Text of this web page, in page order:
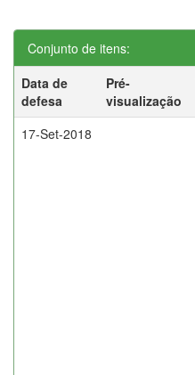
Conjunto de itens:
Data de
defesa
Pré-
visualização
17-Set-2018